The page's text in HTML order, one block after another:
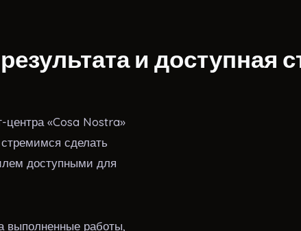
и доступная
«Cosa Nostra»
сделать
доступными для
выполненные работы,